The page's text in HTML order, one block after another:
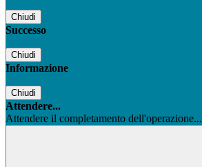
Chiudi
Successo
Chiudi
Informazione
Chiudi
Attendere...
Attendere il completamento dell'operazione...